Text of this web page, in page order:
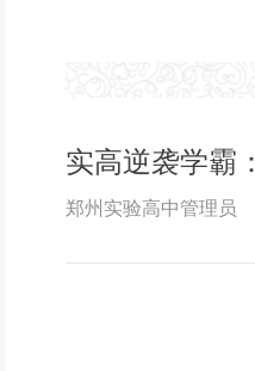
实高逆袭学霸
郑州实验高中管理员